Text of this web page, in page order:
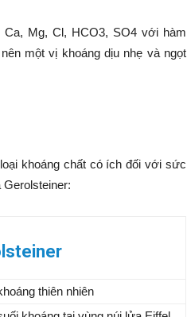
Mg, Cl, HCO3, SO4 với hàm
một vị khoáng dịu nhẹ và ngọt
khoáng chất có ích đối với sức
thiên nhiên